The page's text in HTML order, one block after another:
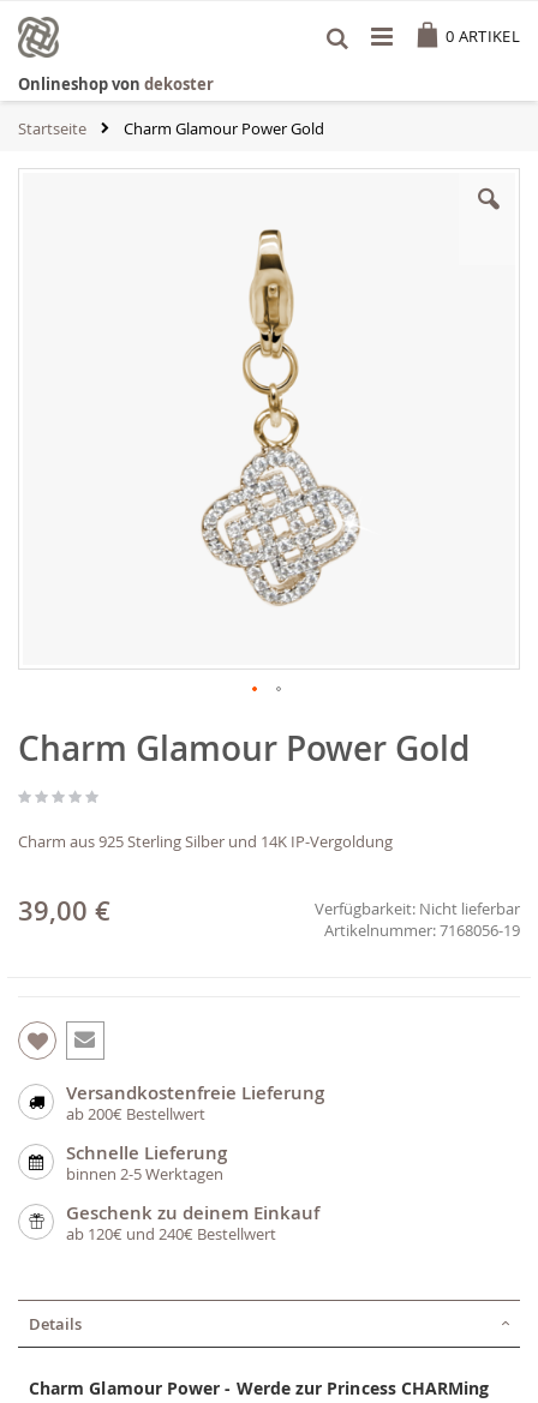
Inhalt
springen
0 ARTIKEL
Onlineshop von dekoster
Startseite Charm Glamour Power Gold
Anfang
der
springen
Charm Glamour Power Gold
Charm aus 925 Sterling Silber und 14K IP-Vergoldung
39,00 € Verfügbarkeit: Nicht lieferbar
7168056-19
Versandkostenfreie Lieferung
ab 200€ Bestellwert
Schnelle Lieferung
binnen 2-5 Werktagen
Geschenk zu deinem Einkauf
ab 120€ und 240€ Bestellwert
Details
Charm Glamour Power - Werde zur Princess CHARMing